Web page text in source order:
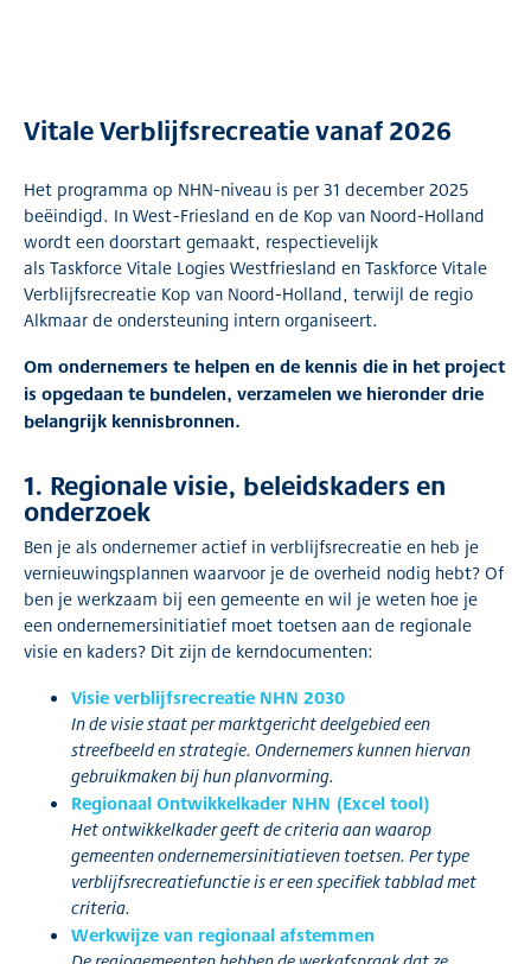
Vitale Verblijfsrecreatie vanaf 2026
Het programma op NHN-niveau is per 31 december 2025
beëindigd. In West-Friesland en de Kop van Noord-Holland
wordt een doorstart gemaakt, respectievelijk
als Taskforce Vitale Logies Westfriesland en Taskforce Vitale
Verblijfsrecreatie Kop van Noord-Holland, terwijl de regio
Alkmaar de ondersteuning intern organiseert.
Om ondernemers te helpen en de kennis die in het project
is opgedaan te bundelen, verzamelen we hieronder drie
belangrijk kennisbronnen.
1. Regionale visie, beleidskaders en
onderzoek
Ben je als ondernemer actief in verblijfsrecreatie en heb je
vernieuwingsplannen waarvoor je de overheid nodig hebt? Of
ben je werkzaam bij een gemeente en wil je weten hoe je
een ondernemersinitiatief moet toetsen aan de regionale
visie en kaders? Dit zijn de kerndocumenten:
Visie verblijfsrecreatie NHN 2030
In de visie staat per marktgericht deelgebied een
streefbeeld en strategie. Ondernemers kunnen hiervan
gebruikmaken bij hun planvorming.
Regionaal Ontwikkelkader NHN (Excel tool)
Het ontwikkelkader geeft de criteria aan waarop
gemeenten ondernemersinitiatieven toetsen. Per type
verblijfsrecreatiefunctie is er een specifiek tabblad met
criteria.
Werkwijze van regionaal afstemmen